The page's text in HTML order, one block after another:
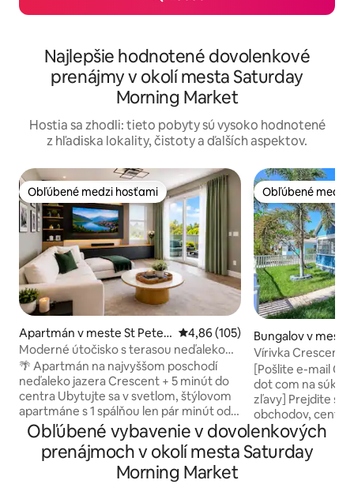
Najlepšie hodnotené dovolenkové
prenájmy v okolí mesta Saturday
Morning Market
Hostia sa zhodli: tieto pobyty sú vysoko hodnotené
z hľadiska lokality, čistoty a ďalších aspektov.
Obľúbené medzi hosťami
Obľúbené medzi hosťami
Apartmán v meste St Peter
sburg
Priemerné ohodnotenie 4,86 z
4,86 (105)
Moderné útočisko s terasou neďaleko
centra mesta
🌴 Apartmán na najvyššom poschodí
neďaleko jazera Crescent + 5 minút do
centra Ubytujte sa v svetlom, štýlovom
apartmáne s 1 spálňou len pár minút od
centra St. Pete. Užívajte si pokojný
výhľad na jazero zo svojej súkromnej
terasy, pričom Crescent Lake Park je len
pár krokov od vás a Beach Drive,
reštaurácie a nočný život sú neďaleko. ✔
Obľúbené medzi
Obľúbené medzi
Bungalov v meste
burg
Vírivka Crescent
Downtown
[Pošlite e-mail
dot com na
zľavy] Prejdite sa do reštaurácií,
obchodov, centra
Crescent Lake a
vzdialené 15 až
vonkajšia solárna
Obľúbené vybavenie v dovolenkových
prenájmoch v okolí mesta Saturday
Morning Market